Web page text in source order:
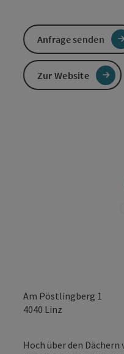
Am Pöstlingberg 1
4040 Linz
Hoch über den
Anfrage senden
Zur Website